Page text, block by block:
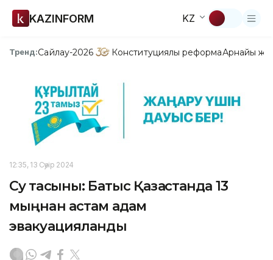
KAZINFORM KZ
Тренд:Сайлау-2026 Конституциялық реформаАрнайы
12:35, 13 Сәуір 2024
Су тасқыны: Батыс Қазақстанда 13
мыңнан астам адам
эвакуацияланды